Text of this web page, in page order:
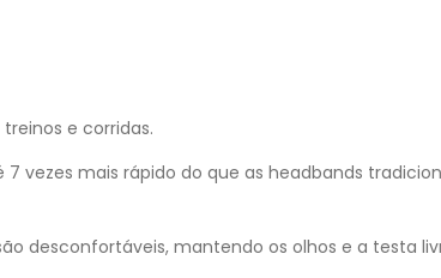
e corridas.
vezes mais rápido do que as headbands
desconfortáveis, mantendo os olhos e a testa